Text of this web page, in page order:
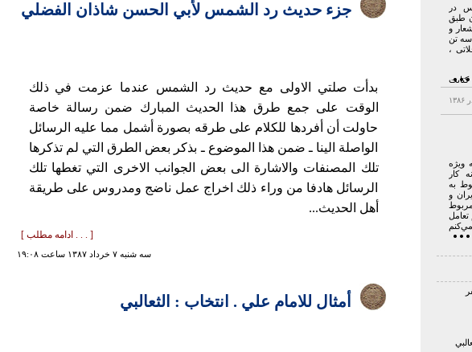
در
طبق
و
سه تن
،
کتابت
و
ويژه
كار
به
و
جزء حديث رد الشمس لأبي الحسن شاذان الفضلي
بدأت صلتي الاولى مع حديث رد الشمس عندما عزمت في ذلك
الوقت على جمع طرق هذا الحديث المبارك ضمن رسالة خاصة
حاولت أن أفردها للكلام على طرقه بصورة أشمل مما عليه الرسائل
الواصلة الينا ـ ضمن هذا الموضوع ـ بذكر بعض الطرق التي لم تذكرها
تلك المصنفات والاشارة الى بعض الجوانب الاخرى التي تغطها تلك
الرسائل هادفا من وراء ذلك اخراج عمل ناضج ومدروس على طريقة
أهل الحديث...
[ . . . ادامه مطلب ]
سه شنبه ۷ خرداد ۱۳۸۷ ساعت ۱۹:۰۸
أمثال للامام علي . انتخاب : الثعالبي